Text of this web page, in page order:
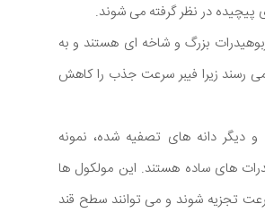
پیچیده در نظر گرفته می شوند.
بزرگ و شاخه ای هستند و به
رسند زیرا فیبر سرعت جذب را کاهش
و دیگر دانه های تصفیه شده، نمونه
های ساده هستند. این مولکول ها
تجزیه شوند و می توانند سطح قند